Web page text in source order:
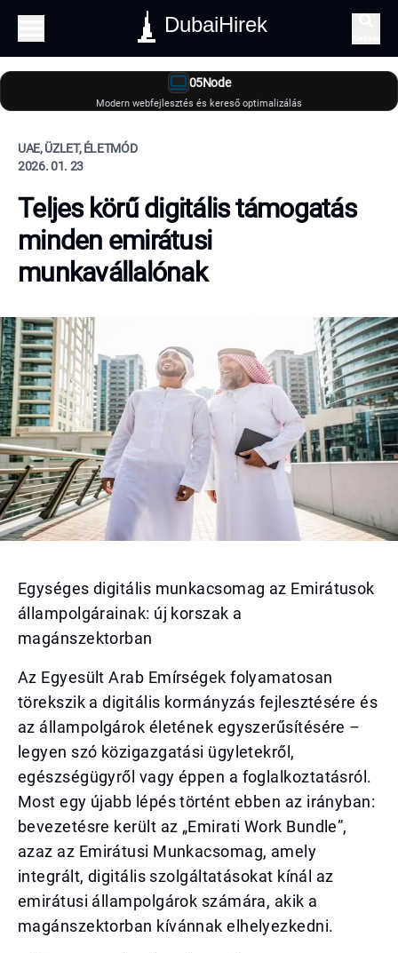
DubaiHirek
05Node
Modern webfejlesztés és kereső optimalizálás
UAE, ÜZLET, ÉLETMÓD
2026. 01. 23
Teljes körű digitális támogatás
minden emirátusi
munkavállalónak
Egységes digitális munkacsomag az Emirátusok
állampolgárainak: új korszak a
magánszektorban
Az Egyesült Arab Emírségek folyamatosan
törekszik a digitális kormányzás fejlesztésére és
az állampolgárok életének egyszerűsítésére –
legyen szó közigazgatási ügyletekről,
egészségügyről vagy éppen a foglalkoztatásról.
Most egy újabb lépés történt ebben az irányban:
bevezetésre került az „Emirati Work Bundle”,
azaz az Emirátusi Munkacsomag, amely
integrált, digitális szolgáltatásokat kínál az
emirátusi állampolgárok számára, akik a
magánszektorban kívánnak elhelyezkedni.